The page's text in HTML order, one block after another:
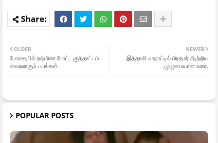
NEWER
இத்தாலி மாநாட்டில் பிரதமர் ஆற்றிய
முழுமையான உரை.
OLDER
போதையில் ரஷ்மிகா போட்ட குத்தாட்டம்.
வைரலாகும் படங்கள்.
POPULAR POSTS